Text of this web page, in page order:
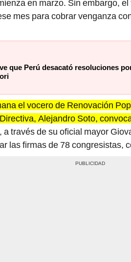
mes para cobrar venganza
que Perú desacató resoluciones por
el vocero de Renovación
Alejandro Soto,
a través de su oficial mayor
las firmas de 78 congresistas,